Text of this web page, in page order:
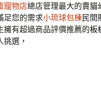
寵物店總店管理最大的賣貓
足您的需求小琉球包棟民間
擁有超過商品評價推薦的板
選，